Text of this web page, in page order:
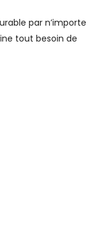
par n’importe
tout besoin de